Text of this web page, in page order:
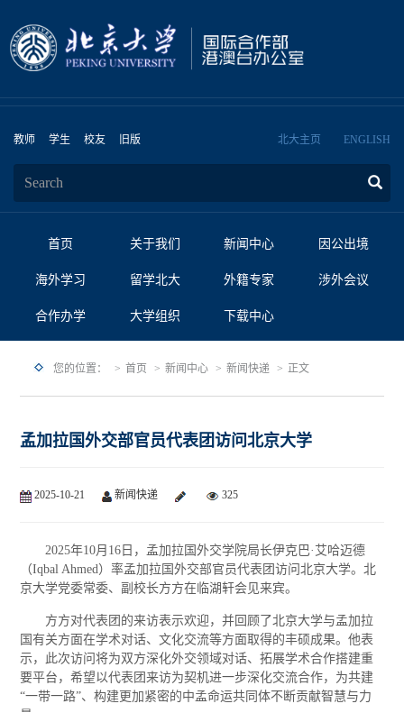
教师 学生 校友 旧版 北大主页 ENGLISH
首页 关于我们 新闻中心 因公出境
海外学习 留学北大 外籍专家 涉外会议
合作办学 大学组织 下载中心
您的位置： 首页 新闻中心 新闻快递 正文
孟加拉国外交部官员代表团访问北京大学
2025-10-21 新闻快递 325
2025年10月16日，孟加拉国外交学院局长伊克巴·艾哈迈德
（Iqbal Ahmed）率孟加拉国外交部官员代表团访问北京大学。北
京大学党委常委、副校长方方在临湖轩会见来宾。
方方对代表团的来访表示欢迎，并回顾了北京大学与孟加拉
国有关方面在学术对话、文化交流等方面取得的丰硕成果。他表
示，此次访问将为双方深化外交领域对话、拓展学术合作搭建重
要平台，希望以代表团来访为契机进一步深化交流合作，为共建
“一带一路”、构建更加紧密的中孟命运共同体不断贡献智慧与力